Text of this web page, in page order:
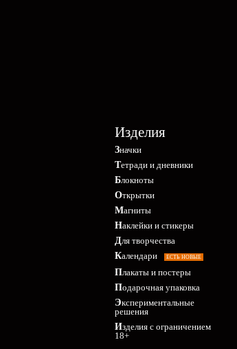
Изделия
Значки
Тетради и дневники
Блокноты
Открытки
Магниты
Наклейки и стикеры
Для творчества
Календари
ЕСТЬ НОВЫЕ
Плакаты и постеры
Подарочная упаковка
Экспериментальные
решения
Изделия с ограничением
18+